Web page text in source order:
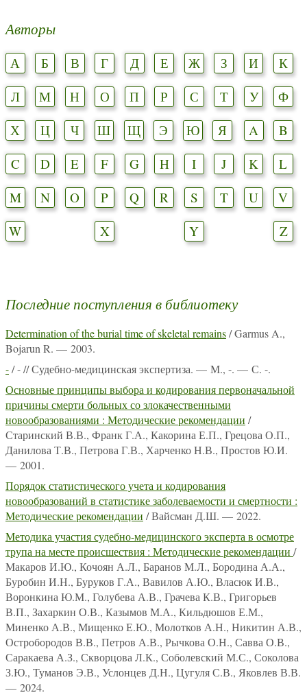
Авторы
А Б В Г Д Е Ж З И
К
Л
М Н О П Р С Т У
Ф
Х
Ц Ч Ш Щ Э Ю Я A
B
C
D E F G H I J K
L
M
N O P Q R S T U
V
W
X Y Z
Последние поступления в библиотеку
Determination of the burial time of skeletal remains/ Garmus A.,
Bojarun R. — 2003.
-/ - // Судебно-медицинская экспертиза. — М., -. — С. -.
Основные принципы выбора и кодирования первоначальной
причины смерти больных со злокачественными
новообразованиями : Методические рекомендации /
Старинский В.В., Франк Г.А., Какорина Е.П., Грецова О.П.,
Данилова Т.В., Петрова Г.В., Харченко Н.В., Простов Ю.И.
— 2001.
Порядок статистического учета и кодирования
новообразований в статистике заболеваемости и смертности :
Методические рекомендации / Вайсман Д.Ш. — 2022.
Методика участия судебно-медицинского эксперта в осмотре
трупа на месте происшествия : Методические рекомендации /
Макаров И.Ю., Кочоян А.Л., Баранов М.Л., Бородина А.А.,
Буробин И.Н., Буруков Г.А., Вавилов А.Ю., Власюк И.В.,
Воронкина Ю.М., Голубева А.В., Грачева К.В., Григорьев
В.П., Захаркин О.В., Казымов М.А., Кильдюшов Е.М.,
Миненко А.В., Мищенко Е.Ю., Молотков А.Н., Никитин А.В.,
Остробородов В.В., Петров А.В., Рычкова О.Н., Савва О.В.,
Саракаева А.З., Скворцова Л.К., Соболевский М.С., Соколова
З.Ю., Туманов Э.В., Услонцев Д.Н., Цугуля С.В., Яковлев В.В.
— 2024.